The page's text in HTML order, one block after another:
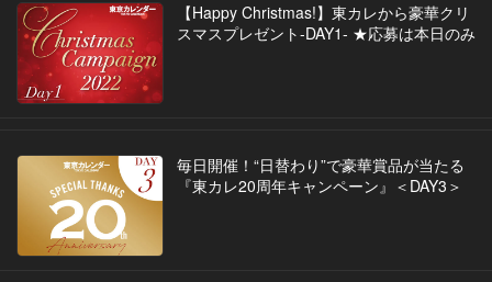
【Happy Christmas!】東カレから豪華クリ
スマスプレゼント-DAY1- ★応募は本日のみ
毎日開催！“日替わり”で豪華賞品が当たる
『東カレ20周年キャンペーン』＜DAY3＞